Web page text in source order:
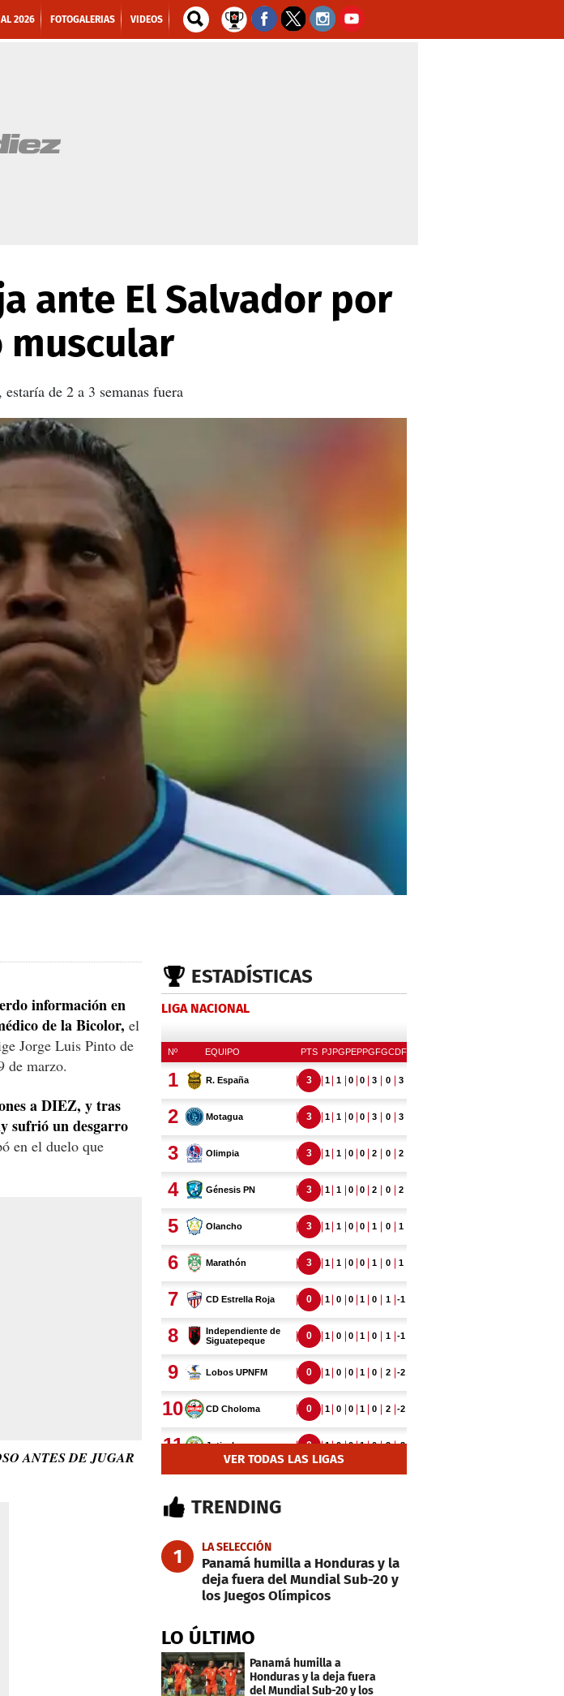
2026 FOTOGALERIAS VIDEOS
ante El Salvador por
muscular
de 2 a 3 semanas fuera
información en
de la Bicolor, el
Jorge Luis Pinto de
de marzo.
a DIEZ, y tras
sufrió un desgarro
en el duelo que
ANTES DE JUGAR
ESTADÍSTICAS
LIGA NACIONAL
VER TODAS LAS LIGAS
TRENDING
1 LA SELECCIÓN
Panamá humilla a Honduras y la
deja fuera del Mundial Sub-20 y
los Juegos Olímpicos
LO ÚLTIMO
Panamá humilla a
Honduras y la deja fuera
del Mundial Sub-20 y los